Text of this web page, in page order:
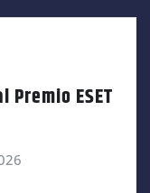
ESET